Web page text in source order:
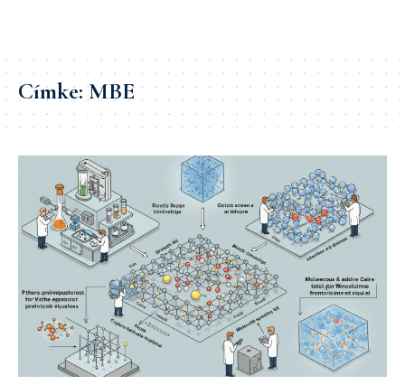
Címke:MBE